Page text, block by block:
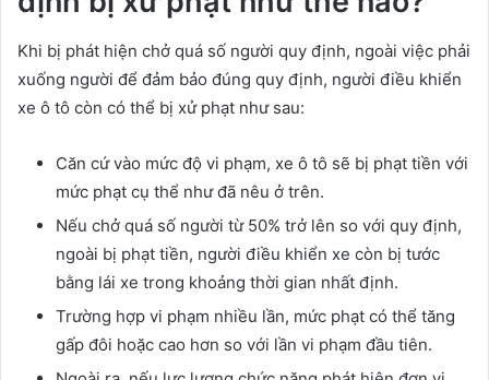
Khi bị phát hiện chở quá số người quy định, ngoài việc phải
xuống người để đảm bảo đúng quy định, người điều khiển
xe ô tô còn có thể bị xử phạt như sau:
Căn cứ vào mức độ vi phạm, xe ô tô sẽ bị phạt tiền với
mức phạt cụ thể như đã nêu ở trên.
Nếu chở quá số người từ 50% trở lên so với quy định,
ngoài bị phạt tiền, người điều khiển xe còn bị tước
bằng lái xe trong khoảng thời gian nhất định.
Trường hợp vi phạm nhiều lần, mức phạt có thể tăng
gấp đôi hoặc cao hơn so với lần vi phạm đầu tiên.